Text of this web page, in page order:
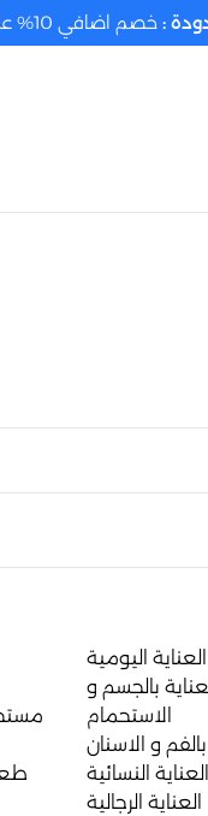
العناية اليومية
بالجسم و
الاستحمام
بالفم و الاسنان
العناية النسائية
العناية الرجالية
: خصم اضافي 10% علي اول اوردر ليك بكوبون